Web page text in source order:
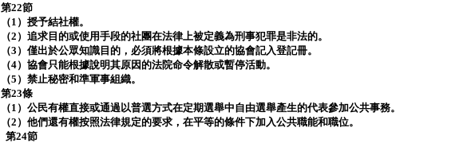
第22節
（1）授予結社權。
（2）追求目的或使用手段的社團在法律上被定義為刑事犯罪是非法的。
（3）僅出於公眾知識目的，必須將根據本條設立的協會記入登記冊。
（4）協會只能根據說明其原因的法院命令解散或暫停活動。
（5）禁止秘密和準軍事組織。
第23條
（1）公民有權直接或通過以普選方式在定期選舉中自由選舉產生的代表參加公共事務。
（2）他們還有權按照法律規定的要求，在平等的條件下加入公共職能和職位。
第24節